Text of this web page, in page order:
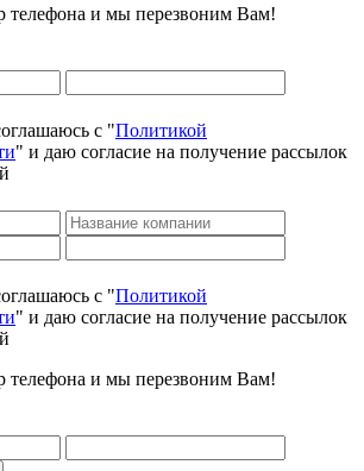
телефона и мы перезвоним Вам!
с "Политикой
" и даю согласие на получение рассылок
с "Политикой
" и даю согласие на получение рассылок
телефона и мы перезвоним Вам!